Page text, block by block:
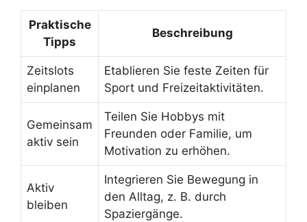
Praktische
Tipps
Beschreibung
Zeitslots
einplanen
Etablieren Sie feste Zeiten für
Sport und Freizeitaktivitäten.
Gemeinsam
aktiv sein
Teilen Sie Hobbys mit
Freunden oder Familie, um
Motivation zu erhöhen.
Aktiv
bleiben
Integrieren Sie Bewegung in
den Alltag, z. B. durch
Spaziergänge.